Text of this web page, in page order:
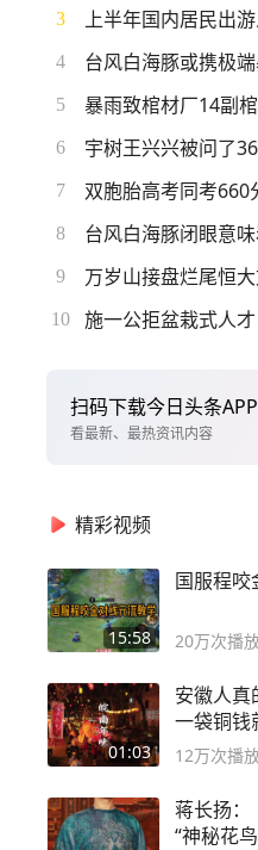
3 上半年国内居民出
4 台风白海豚或携极
5 暴雨致棺材厂14副
6 宇树王兴兴被问了
7
8 台风白海豚闭眼意
9 万岁山接盘烂尾恒
10 施一公拒盆栽式人才
扫码下载今日头条APP
看最新、最热资讯内容
精彩视频
15:58
国服程咬
20万次播
01:03
安徽人真
一袋铜钱
12万次播
蒋长扬：
“神秘花